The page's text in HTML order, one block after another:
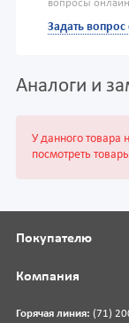
вопросы
Задать вопрос
Аналоги и
У данного товара
посмотреть
Горячая линия: (71)
Покупателю
Компания